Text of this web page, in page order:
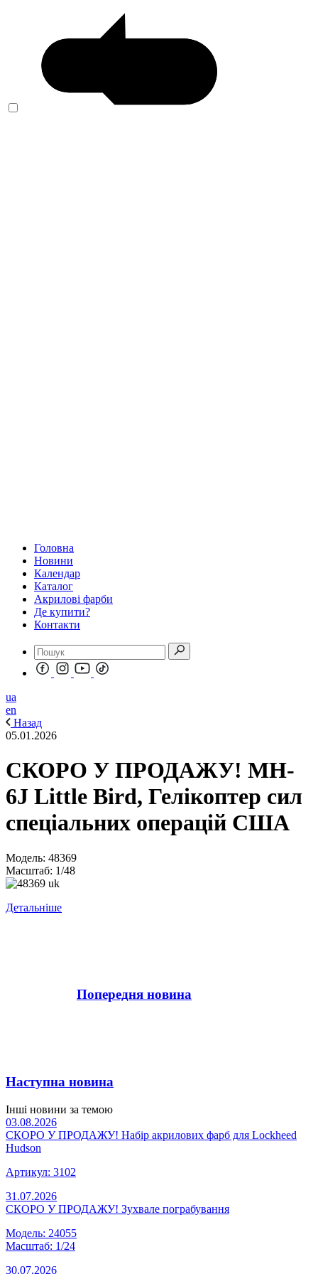
Головна
Новини
Календар
Каталог
Акрилові фарби
Де купити?
Контакти
ua
en
Назад
05.01.2026
СКОРО У ПРОДАЖУ! MH-
6J Little Bird, Гелікоптер сил
спеціальних операцій США
Модель: 48369
Масштаб: 1/48
Детальніше
Попередня новина
Наступна новина
Інші новини за темою
03.08.2026
СКОРО У ПРОДАЖУ! Набір акрилових фарб для Lockheed
Hudson
Артикул: 3102
31.07.2026
СКОРО У ПРОДАЖУ! Зухвале пограбування
Модель: 24055
Масштаб: 1/24
30.07.2026